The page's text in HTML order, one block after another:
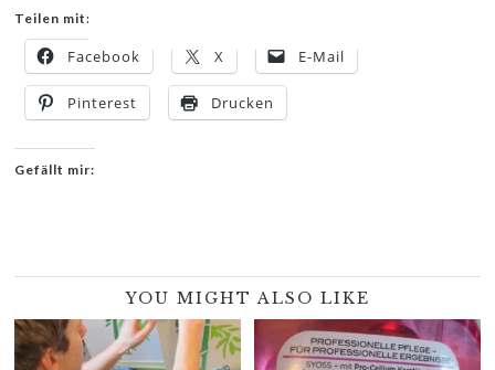
Teilen mit:
Facebook X E-Mail
Pinterest Drucken
Gefällt mir:
YOU MIGHT ALSO LIKE